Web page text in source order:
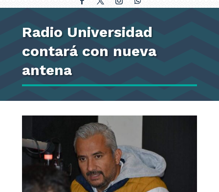
Radio Universidad
contará con nueva
antena